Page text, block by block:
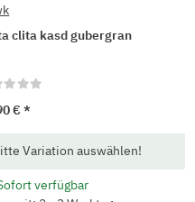
clita kasd gubergran
€*
Variation auswählen!
verfügbar